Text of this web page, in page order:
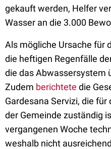
gekauft werden, Helfer
Wasser an die 3.000
Als mögliche Ursache für
die heftigen Regenfälle
die das Abwassersystem
Zudem berichtete die
Gardesana Servizi, die
der Gemeinde zuständig
vergangenen Woche
weshalb nicht ausreichend